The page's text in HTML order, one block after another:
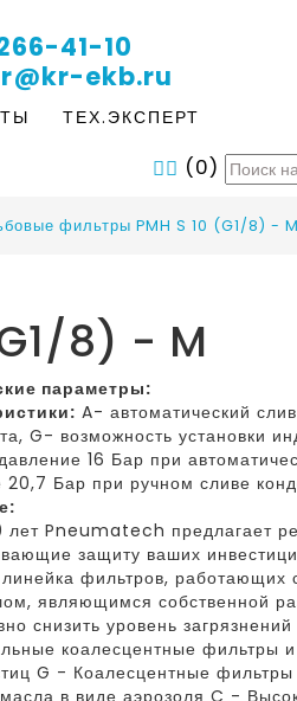
41-10
ekb.ru
ТЕХ.ЭКСПЕРТ
(0)
фильтры PMH S 10 (G1/8) - M
8) - M
параметры:
A- автоматический
G- возможность установки
16 Бар при
20,7 Бар при ручном сливе
лет Pneumatech предлагает
защиту ваших
фильтров,
являющимся собственной
снизить уровень
коалесцентные фильтры
G - Коалесцентные
в виде аэрозоля C -